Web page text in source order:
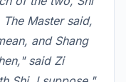
Master said,
and Shang
said Zi